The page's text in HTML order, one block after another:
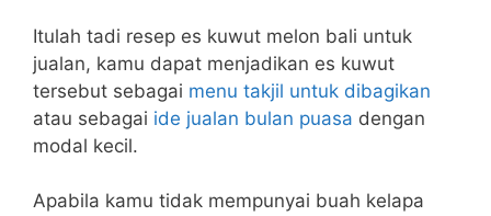
Itulah tadi resep es kuwut melon bali untuk
jualan, kamu dapat menjadikan es kuwut
tersebut sebagai menu takjil untuk dibagikan
atau sebagai ide jualan bulan puasa dengan
modal kecil.
Apabila kamu tidak mempunyai buah kelapa